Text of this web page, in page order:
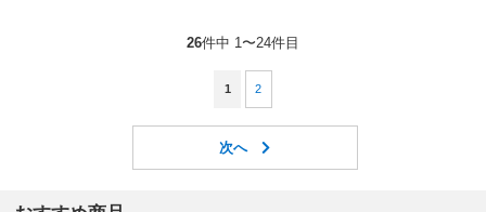
26件中 1〜24件目
1 2